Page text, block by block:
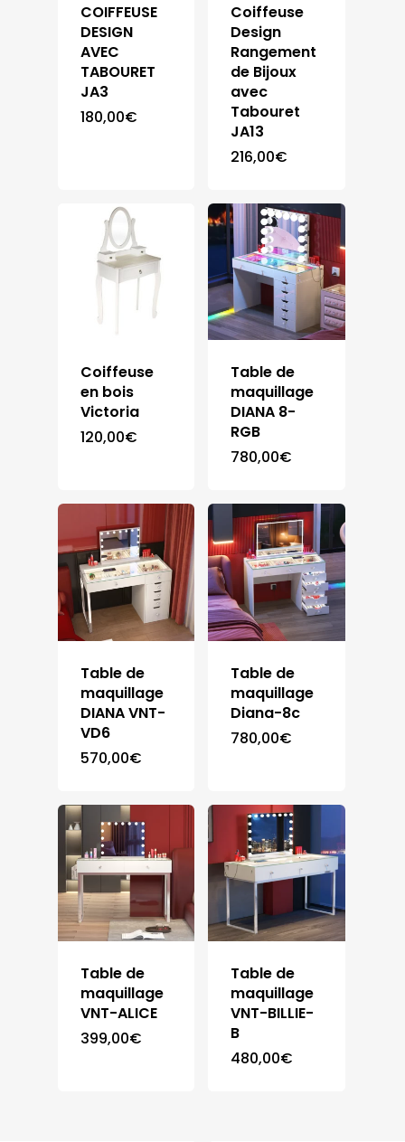
COIFFEUSE
DESIGN
AVEC
TABOURET
JA3
180,00€
Coiffeuse
Design
Rangement
de Bijoux
avec
Tabouret
JA13
216,00€
Coiffeuse
en bois
Victoria
120,00€
Table de
maquillage
DIANA 8-
RGB
780,00€
Table de
maquillage
DIANA VNT-
VD6
570,00€
Table de
maquillage
Diana-8c
780,00€
Table de
maquillage
VNT-ALICE
399,00€
Table de
maquillage
VNT-BILLIE-
B
480,00€
Accueil
Meubles
Armoire
Chaise